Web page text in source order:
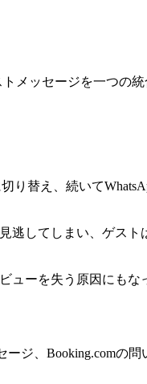
メッセージを一つの
え、続いて
してしまい、ゲス
ーを失う原因にもな
、Booking.comの問